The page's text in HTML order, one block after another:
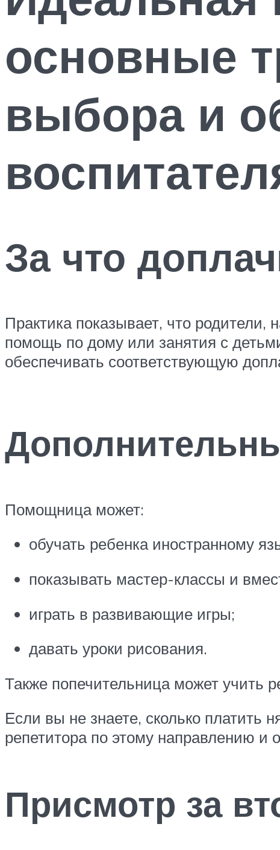
основные
выбора и
За что
Практика показывает, что
помощь по дому или занятия с
обеспечивать соответствующую
Помощница может:
обучать ребенка иностранному
показывать мастер-классы и
играть в развивающие игры;
давать уроки рисования.
Также попечительница может учить
Если вы не знаете, сколько платить
репетитора по этому направлению и
Присмотр за